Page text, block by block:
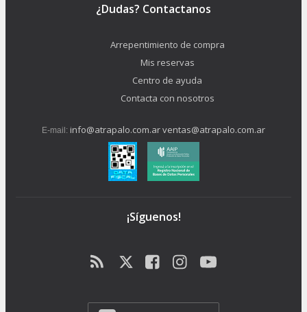
¿Dudas? Contactanos
Arrepentimiento de compra
Mis reservas
Centro de ayuda
Contacta con nosotros
E-mail: info@atrapalo.com.arventas@atrapalo.com.ar
¡Síguenos!